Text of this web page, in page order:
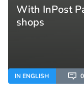
With InPost
shops
IN ENGLISH 0